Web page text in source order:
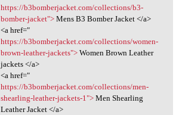
https://b3bomberjacket.com/collections/b3-
bomber-jacket">Mens B3 Bomber Jacket </a>
<a href="
https://b3bomberjacket.com/collections/women-
brown-leather-jackets">Women Brown Leather
jackets </a>
<a href="
https://b3bomberjacket.com/collections/men-
shearling-leather-jackets-1">Men Shearling
Leather Jacket </a>